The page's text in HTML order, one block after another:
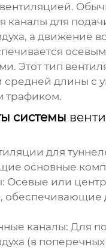
вентиляцией.
каналы для
а движение
Этот тип
средней длины с
трафиком.
системы
для
основные
Осевые или
обеспечивающие
каналы: Для
(в поперечных